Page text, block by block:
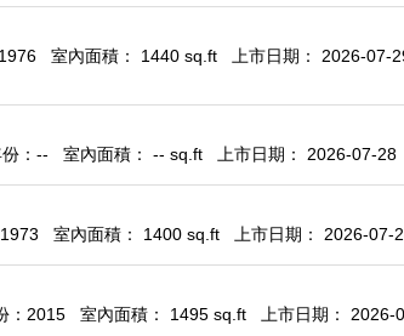
室內面積： 1440 sq.ft 上市日期： 2026-07-
：-- 室內面積： -- sq.ft 上市日期： 2026-07-28
室內面積： 1400 sq.ft 上市日期： 2026-07-
：2015 室內面積： 1495 sq.ft 上市日期： 2026-